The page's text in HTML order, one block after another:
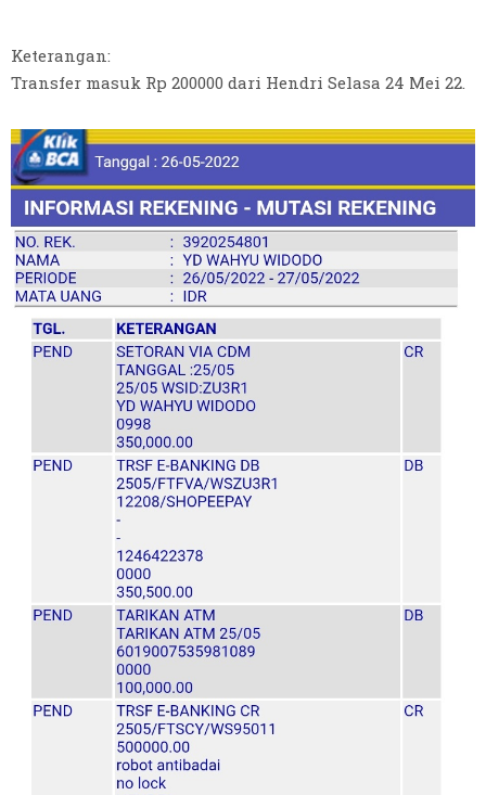
Keterangan:
Transfer masuk Rp 200000 dari Hendri Selasa 24 Mei 22.